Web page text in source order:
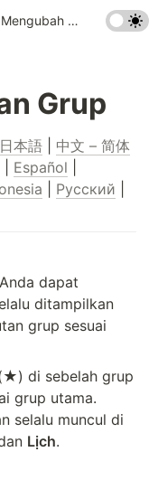
Mengubah Urutan Grup
Grup
日本語 | 中文 – 简体
Español
Русский
dapat
ditampilkan
grup sesuai
di sebelah grup
grup utama.
selalu muncul di
Lịch.